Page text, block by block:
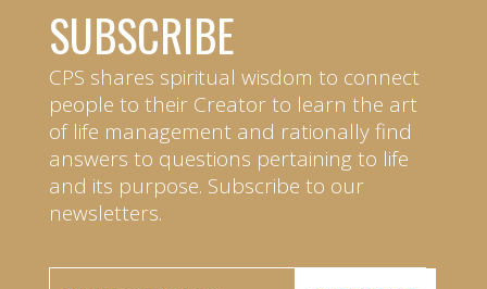
SUBSCRIBE
CPS shares spiritual wisdom to connect
people to their Creator to learn the art
of life management and rationally find
answers to questions pertaining to life
and its purpose. Subscribe to our
newsletters.